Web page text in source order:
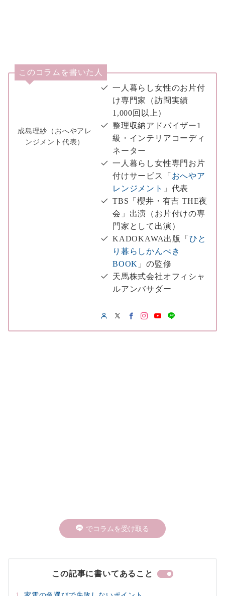
このコラムを書いた人
成島理紗（おへやアレ
ンジメント代表）
一人暮らし女性のお片付
け専門家（訪問実績
1,000回以上）
整理収納アドバイザー1
級・インテリアコーディ
ネーター
一人暮らし女性専門お片
付けサービス「 おへやア
レンジメント
」代表
TBS「櫻井・有吉 THE夜
会」出演（お片付けの専
門家として出演）
KADOKAWA出版「 ひと
り暮らしかんぺき
BOOK 」の監修
天馬株式会社オフィシャ
ルアンバサダー
でコラムを受け取る
この記事に書いてあること